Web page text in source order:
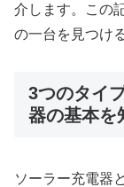
介します。この
の一台を見つけ
3つのタイ
器の基本を
ソーラー充電器